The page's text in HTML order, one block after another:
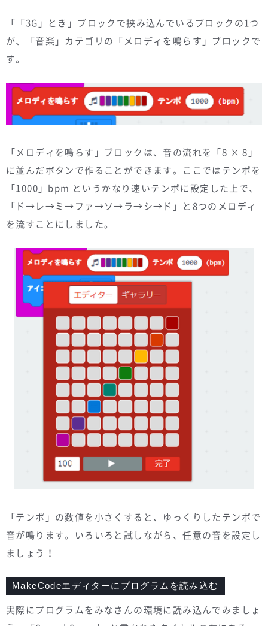
「「3G」とき」ブロックで挟み込んでいるブロックの1つ
が、「音楽」カテゴリの「メロディを鳴らす」ブロックで
す。
「メロディを鳴らす」ブロックは、音の流れを「8 × 8」
に並んだボタンで作ることができます。ここではテンポを
「1000」bpm というかなり速いテンポに設定した上で、
「ド→レ→ミ→ファ→ソ→ラ→シ→ド」と8つのメロディ
を流すことにしました。
「テンポ」の数値を小さくすると、ゆっくりしたテンポで
音が鳴ります。いろいろと試しながら、任意の音を設定し
ましょう！
MakeCodeエディターにプログラムを読み込む
実際にプログラムをみなさんの環境に読み込んでみましょ